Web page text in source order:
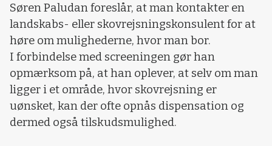
Søren Paludan foreslår, at man kontakter en
landskabs- eller skovrejsningskonsulent for at
høre om mulighederne, hvor man bor.
I forbindelse med screeningen gør han
opmærksom på, at han oplever, at selv om man
ligger i et område, hvor skovrejsning er
uønsket, kan der ofte opnås dispensation og
dermed også tilskudsmulighed.